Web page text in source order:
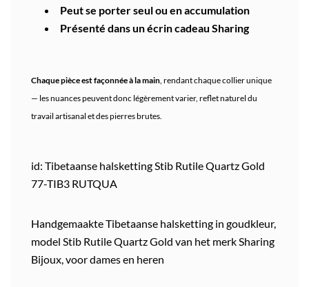
Peut se porter seul ou en accumulation
Présenté dans un écrin cadeau Sharing
Chaque pièce est façonnée à la main , rendant chaque collier unique
— les nuances peuvent donc légèrement varier, reflet naturel du
travail artisanal et des pierres brutes.
id: Tibetaanse halsketting Stib Rutile Quartz Gold
77-TIB3 RUTQUA
Handgemaakte Tibetaanse halsketting in goudkleur,
model Stib Rutile Quartz Gold van het merk Sharing
Bijoux, voor dames en heren